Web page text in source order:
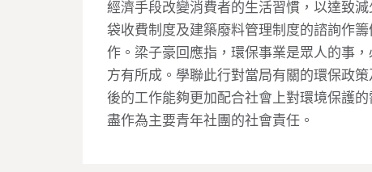
經濟手段改變消費者的生活習慣，以達致
袋收費制度及建築廢料管理制度的諮詢作
作。梁子豪回應指，環保事業是眾人的事
方有所成。學聯此行對當局有關的環保政
後的工作能夠更加配合社會上對環境保護
盡作為主要青年社團的社會責任。